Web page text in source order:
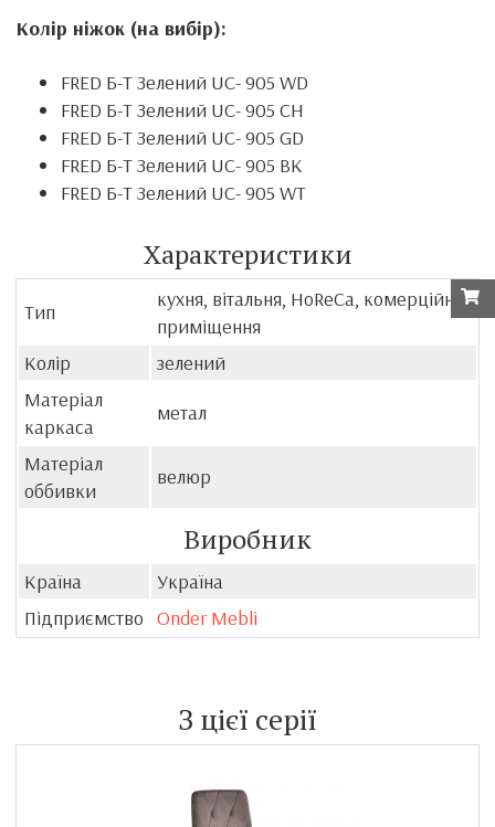
Колір ніжок (на вибір):
FRED Б-Т Зелений UC- 905 WD
FRED Б-Т Зелений UC- 905 CH
FRED Б-Т Зелений UC- 905 GD
FRED Б-Т Зелений UC- 905 BK
FRED Б-Т Зелений UC- 905 WT
Характеристики
Тип
кухня, вітальня, HoReCa, комерційні
приміщення
Колір
зелений
Матеріал
каркаса
метал
Матеріал
оббивки
велюр
Виробник
Країна
Україна
Підприємство Onder Mebli
З цієї серії